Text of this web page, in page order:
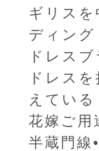
ギリス
ディン
ドレス
ドレス
えてい
花嫁ご用
半蔵門線